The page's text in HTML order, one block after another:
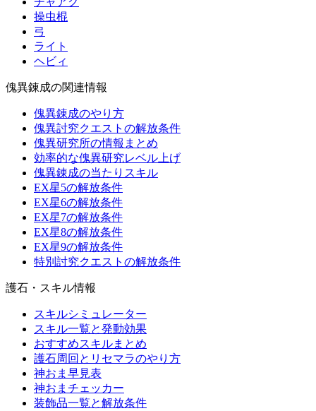
操虫棍
弓
ライト
ヘビィ
傀異錬成の関連情報
傀異錬成のやり方
傀異討究クエストの解放条件
傀異研究所の情報まとめ
効率的な傀異研究レベル上げ
傀異錬成の当たりスキル
EX星5の解放条件
EX星6の解放条件
EX星7の解放条件
EX星8の解放条件
EX星9の解放条件
特別討究クエストの解放条件
護石・スキル情報
スキルシミュレーター
スキル一覧と発動効果
おすすめスキルまとめ
護石周回とリセマラのやり方
神おま早見表
神おまチェッカー
装飾品一覧と解放条件